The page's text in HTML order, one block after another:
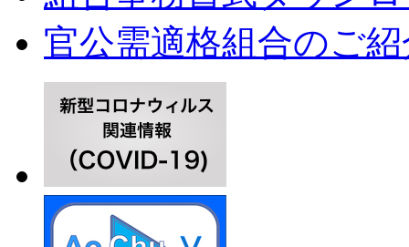
官公需適格組合のご